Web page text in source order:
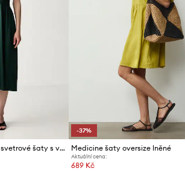
Weekend Max Mara svetrové šaty s viskózou WKDCALIBRI
-37%
Medicine šaty oversize lněné
Aktuální cena:
689 Kč